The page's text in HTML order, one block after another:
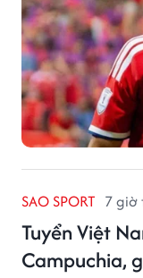
SAO SPORT 7 giờ
Tuyển Việt
Campuchia,